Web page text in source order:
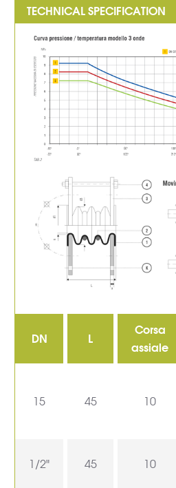
DN L
Corsa
assiale
15 45 10
1/2" 45 10